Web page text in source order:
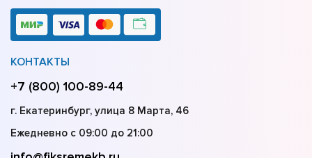
КОНТАКТЫ
+7 (800) 100-89-44
г. Екатеринбург, улица 8 Марта, 46
Ежедневно с 09:00 до 21:00